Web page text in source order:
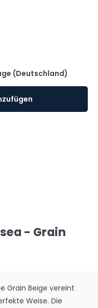
(Deutschland)
- Grain
Grain Beige vereint
Weise. Die